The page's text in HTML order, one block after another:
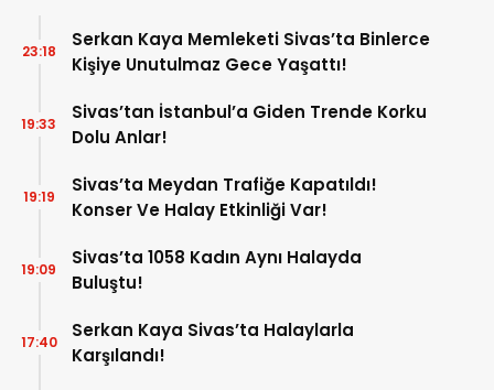
Serkan Kaya Memleketi Sivas’ta Binlerce
Kişiye Unutulmaz Gece Yaşattı!
23:18
Sivas’tan İstanbul’a Giden Trende Korku
Dolu Anlar!
19:33
Sivas’ta Meydan Trafiğe Kapatıldı!
Konser Ve Halay Etkinliği Var!
19:19
Sivas’ta 1058 Kadın Aynı Halayda
Buluştu!
19:09
Serkan Kaya Sivas’ta Halaylarla
Karşılandı!
17:40